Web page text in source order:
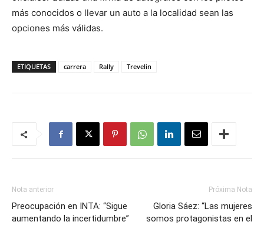
más conocidos o llevar un auto a la localidad sean las
opciones más válidas.
ETIQUETAS carrera Rally Trevelin
Nota anterior
Preocupación en INTA: “Sigue
aumentando la incertidumbre”
Próxima Nota
Gloria Sáez: “Las mujeres
somos protagonistas en el